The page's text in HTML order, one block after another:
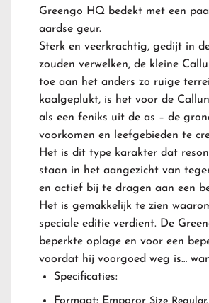
Greengo HQ bedekt met een
aardse geur.
Sterk en veerkrachtig, gedijt in
zouden verwelken, de kleine
toe aan het anders zo ruige
kaalgeplukt, is het voor de
als een feniks uit de as – de
voorkomen en leefgebieden te
Het is dit type karakter dat
staan ​​in het aangezicht van
en actief bij te dragen aan een
Het is gemakkelijk te zien
speciale editie verdient. De
beperkte oplage en voor een
voordat hij voorgoed weg is…
Specificaties: